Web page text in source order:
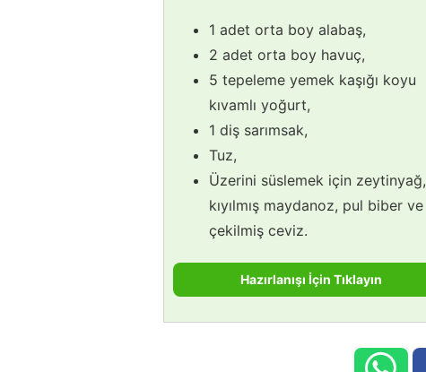
1 adet orta boy alabaş,
2 adet orta boy havuç,
5 tepeleme yemek kaşığı koyu
kıvamlı yoğurt,
1 diş sarımsak,
Tuz,
Üzerini süslemek için zeytinyağ,
kıyılmış maydanoz, pul biber ve
çekilmiş ceviz.
Hazırlanışı İçin Tıklayın